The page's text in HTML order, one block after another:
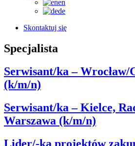
en
de
Skontaktuj się
Specjalista
Serwisant/ka – Wrocław/
(k/m/n)
Serwisant/ka – Kielce,
Warszawa (k/m/n)
Lider/-ka projektów